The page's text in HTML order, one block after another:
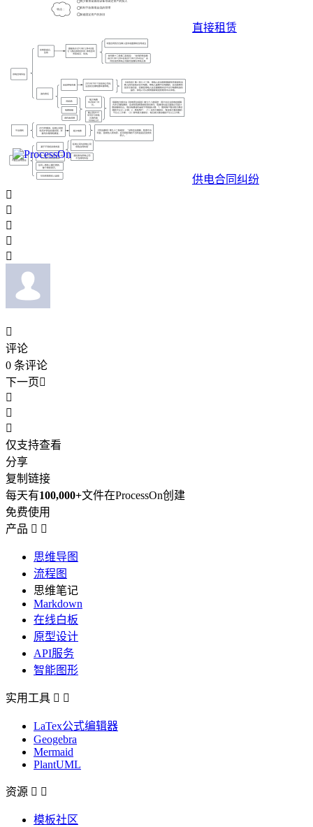
直接租赁
供电合同纠纷






评论
0 条评论
下一页



仅支持查看
分享
复制链接
每天有100,000+文件在ProcessOn创建
免费使用
产品  
思维导图
流程图
思维笔记
Markdown
在线白板
原型设计
API服务
智能图形
实用工具  
LaTex公式编辑器
Geogebra
Mermaid
PlantUML
资源  
模板社区